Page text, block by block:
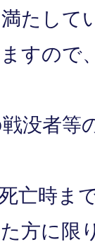
たして
すので
没者等
亡時ま
方に限